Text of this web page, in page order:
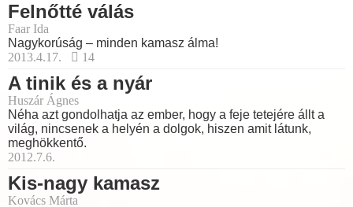
Felnőtté válás
Faar Ida
Nagykorúság – minden kamasz álma!
2013.4.17.
14
A tinik és a nyár
Huszár Ágnes
Néha azt gondolhatja az ember, hogy a feje tetejére állt a
világ, nincsenek a helyén a dolgok, hiszen amit látunk,
meghökkentő.
2012.7.6.
Kis-nagy kamasz
Kovács Márta